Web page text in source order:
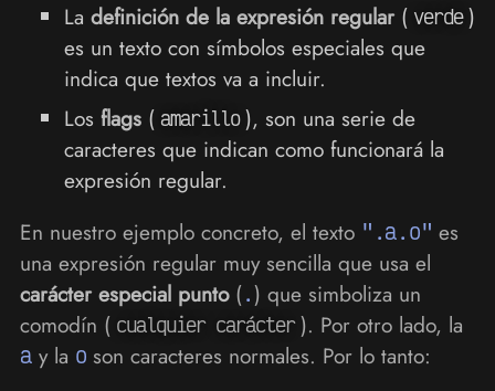
La definición de la expresión regular( verde )
es un texto con símbolos especiales que
indica que textos va a incluir.
Los flags( amarillo ), son una serie de
caracteres que indican como funcionará la
expresión regular.
En nuestro ejemplo concreto, el texto ".a.o" es
una expresión regular muy sencilla que usa el
carácter especial punto(.) que simboliza un
comodín ( cualquier carácter ). Por otro lado, la
ay la o son caracteres normales. Por lo tanto: